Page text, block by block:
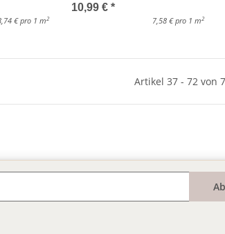
€ pro 1 m2
10,99 € *
7,58 € pro 1 m2
Artikel 37 - 72 von